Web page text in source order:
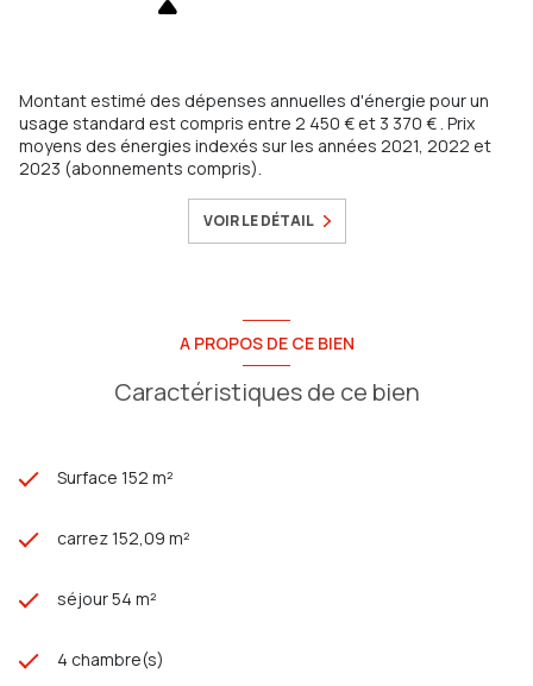
Montant estimé des dépenses annuelles d'énergie pour un
usage standard est compris entre 2 450 € et 3 370 € . Prix
moyens des énergies indexés sur les années 2021, 2022 et
2023 (abonnements compris).
VOIR LE DÉTAIL
A PROPOS DE CE BIEN
Caractéristiques de ce bien
Surface 152 m²
carrez 152,09 m²
séjour 54 m²
4 chambre(s)